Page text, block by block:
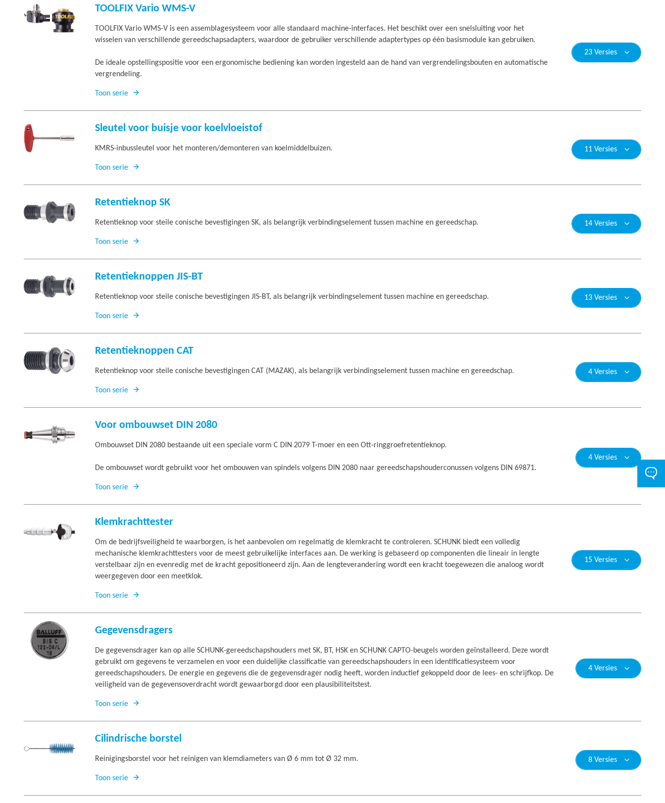
TOOLFIX Vario WMS-V
TOOLFIX Vario WMS-V is een assemblagesysteem voor alle standaard machine-interfaces. Het beschikt over een snelsluiting voor het
wisselen van verschillende gereedschapsadapters, waardoor de gebruiker verschillende adaptertypes op één basismodule kan gebruiken.
De ideale opstellingspositie voor een ergonomische bediening kan worden ingesteld aan de hand van vergrendelingsbouten en automatische
vergrendeling.
Toon serie
23 Versies
Sleutel voor buisje voor koelvloeistof
KMRS-inbussleutel voor het monteren/demonteren van koelmiddelbuizen.
Toon serie
11 Versies
Retentieknop SK
Retentieknop voor steile conische bevestigingen SK, als belangrijk verbindingselement tussen machine en gereedschap.
Toon serie
14 Versies
Retentieknoppen JIS-BT
Retentieknop voor steile conische bevestigingen JIS-BT, als belangrijk verbindingselement tussen machine en gereedschap.
Toon serie
13 Versies
Retentieknoppen CAT
Retentieknop voor steile conische bevestigingen CAT (MAZAK), als belangrijk verbindingselement tussen machine en gereedschap.
Toon serie
4 Versies
Voor ombouwset DIN 2080
Ombouwset DIN 2080 bestaande uit een speciale vorm C DIN 2079 T-moer en een Ott-ringgroefretentieknop.
De ombouwset wordt gebruikt voor het ombouwen van spindels volgens DIN 2080 naar gereedschapshouderconussen volgens DIN 69871.
Toon serie
4 Versies
Klemkrachttester
Om de bedrijfsveiligheid te waarborgen, is het aanbevolen om regelmatig de klemkracht te controleren. SCHUNK biedt een volledig
mechanische klemkrachttesters voor de meest gebruikelijke interfaces aan. De werking is gebaseerd op componenten die lineair in lengte
verstelbaar zijn en evenredig met de kracht gepositioneerd zijn. Aan de lengteverandering wordt een kracht toegewezen die analoog wordt
weergegeven door een meetklok.
Toon serie
15 Versies
Gegevensdragers
De gegevensdrager kan op alle SCHUNK-gereedschapshouders met SK, BT, HSK en SCHUNK CAPTO-beugels worden geïnstalleerd. Deze wordt
gebruikt om gegevens te verzamelen en voor een duidelijke classificatie van gereedschapshouders in een identificatiesysteem voor
gereedschapshouders. De energie en gegevens die de gegevensdrager nodig heeft, worden inductief gekoppeld door de lees- en schrijfkop. De
veiligheid van de gegevensoverdracht wordt gewaarborgd door een plausibiliteitstest.
Toon serie
4 Versies
Cilindrische borstel
Reinigingsborstel voor het reinigen van klemdiameters van Ø 6 mm tot Ø 32 mm.
Toon serie
8 Versies